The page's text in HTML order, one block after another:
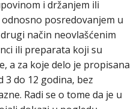
i držanjem ili
posredovanjem u
način neovlašćenim
ili preparata koji su
a za koje delo je propisana
do 12 godina, bez
Radi se o tome da je u